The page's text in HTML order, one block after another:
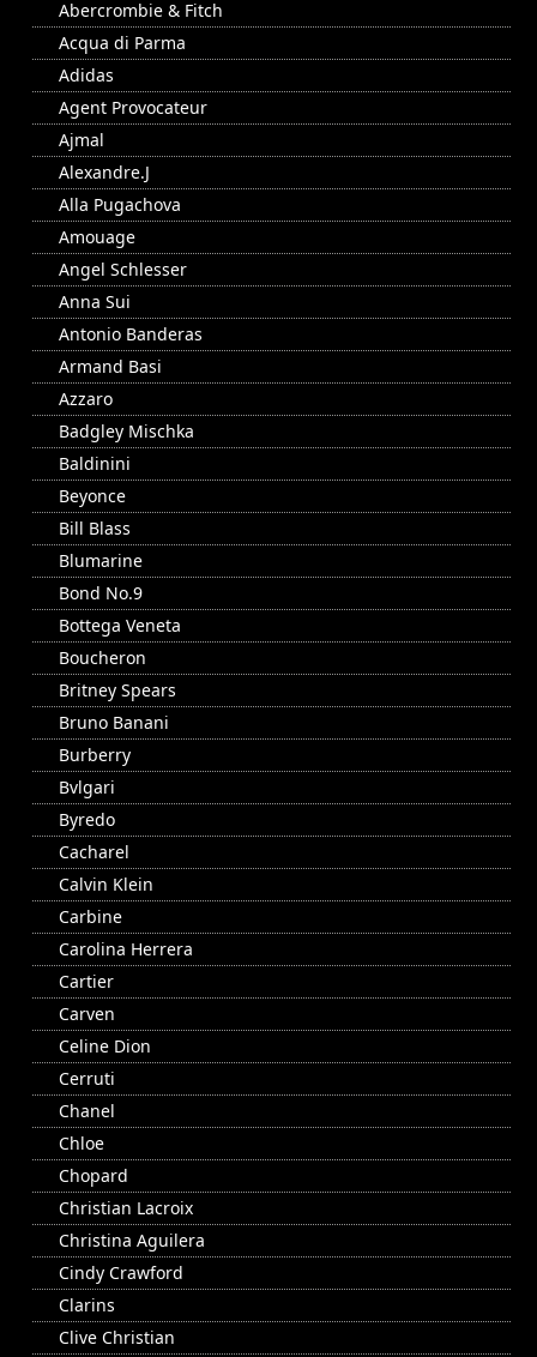
Abercrombie & Fitch
Acqua di Parma
Adidas
Agent Provocateur
Ajmal
Alexandre.J
Alla Pugachova
Amouage
Angel Schlesser
Anna Sui
Antonio Banderas
Armand Basi
Azzaro
Badgley Mischka
Baldinini
Beyonce
Bill Blass
Blumarine
Bond No.9
Bottega Veneta
Boucheron
Britney Spears
Bruno Banani
Burberry
Bvlgari
Byredo
Cacharel
Calvin Klein
Carbine
Carolina Herrera
Cartier
Carven
Celine Dion
Cerruti
Chanel
Chloe
Chopard
Christian Lacroix
Christina Aguilera
Cindy Crawford
Clarins
Clive Christian